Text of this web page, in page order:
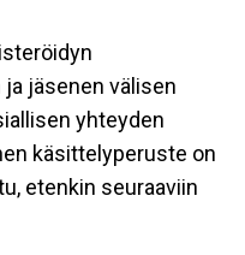
jäsenen välisen
yhteyden
käsittelyperuste on
etenkin seuraaviin